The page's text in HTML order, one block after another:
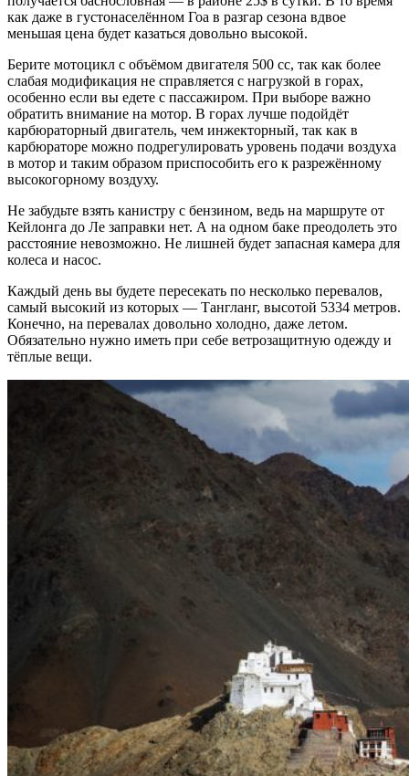
как даже в густонаселённом Гоа в разгар сезона вдвое
меньшая цена будет казаться довольно высокой.
Берите мотоцикл с объёмом двигателя 500 сс, так как более
слабая модификация не справляется с нагрузкой в горах,
особенно если вы едете с пассажиром. При выборе важно
обратить внимание на мотор. В горах лучше подойдёт
карбюраторный двигатель, чем инжекторный, так как в
карбюраторе можно подрегулировать уровень подачи воздуха
в мотор и таким образом приспособить его к разрежённому
высокогорному воздуху.
Не забудьте взять канистру с бензином, ведь на маршруте от
Кейлонга до Ле заправки нет. А на одном баке преодолеть это
расстояние невозможно. Не лишней будет запасная камера для
колеса и насос.
Каждый день вы будете пересекать по несколько перевалов,
самый высокий из которых — Тангланг, высотой 5334 метров.
Конечно, на перевалах довольно холодно, даже летом.
Обязательно нужно иметь при себе ветрозащитную одежду и
тёплые вещи.